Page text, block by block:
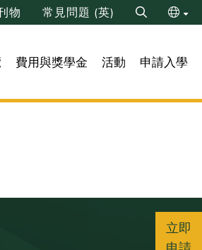
物 常見問題 (英)
Search
简
費用與獎學金 活動 申請入學
立即